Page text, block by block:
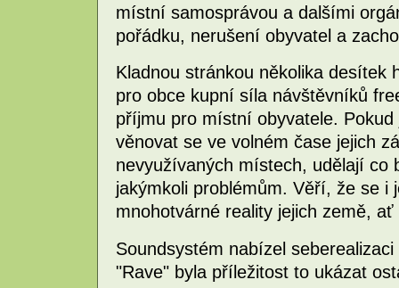
místní samosprávou a dalšími
pořádku, nerušení obyvatel a
Kladnou stránkou několika desítek
pro obce kupní síla návštěvníků
příjmu pro místní obyvatele.
věnovat se ve volném čase jejich
nevyužívaných místech, udělají co
jakýmkoli problémům. Věří, že se i
mnohotvárné reality jejich země,
Soundsystém nabízel
"Rave" byla příležitost to ukázat